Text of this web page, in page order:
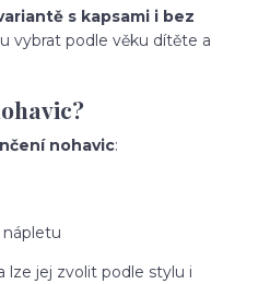
s kapsami i bez
vybrat podle věku dítěte a
nohavic:
lze jej zvolit podle stylu i